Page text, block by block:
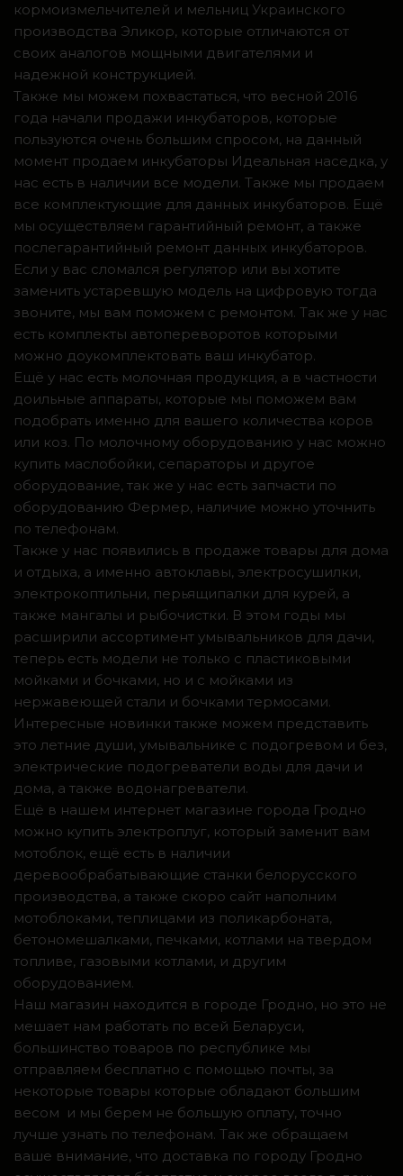
кормоизмельчителей и мельниц Украинского
производства Эликор, которые отличаются от
своих аналогов мощными двигателями и
надежной конструкцией.
Также мы можем похвастаться, что весной 2016
года начали продажи инкубаторов, которые
пользуются очень большим спросом, на данный
момент продаем инкубаторы Идеальная наседка, у
нас есть в наличии все модели. Также мы продаем
все комплектующие для данных инкубаторов. Ещё
мы осуществляем гарантийный ремонт, а также
послегарантийный ремонт данных инкубаторов.
Если у вас сломался регулятор или вы хотите
заменить устаревшую модель на цифровую тогда
звоните, мы вам поможем с ремонтом. Так же у нас
есть комплекты автопереворотов которыми
можно доукомплектовать ваш инкубатор.
Ещё у нас есть молочная продукция, а в частности
доильные аппараты, которые мы поможем вам
подобрать именно для вашего количества коров
или коз. По молочному оборудованию у нас можно
купить маслобойки, сепараторы и другое
оборудование, так же у нас есть запчасти по
оборудованию Фермер, наличие можно уточнить
по телефонам.
Также у нас появились в продаже товары для дома
и отдыха, а именно автоклавы, электросушилки,
электрокоптильни, перьящипалки для курей, а
также мангалы и рыбочистки. В этом годы мы
расширили ассортимент умывальников для дачи,
теперь есть модели не только с пластиковыми
мойками и бочками, но и с мойками из
нержавеющей стали и бочками термосами.
Интересные новинки также можем представить
это летние души, умывальнике с подогревом и без,
электрические подогреватели воды для дачи и
дома, а также водонагреватели.
Ещё в нашем интернет магазине города Гродно
можно купить электроплуг, который заменит вам
мотоблок, ещё есть в наличии
деревообрабатывающие станки белорусского
производства, а также скоро сайт наполним
мотоблоками, теплицами из поликарбоната,
бетономешалками, печками, котлами на твердом
топливе, газовыми котлами, и другим
оборудованием.
Наш магазин находится в городе Гродно, но это не
мешает нам работать по всей Беларуси,
большинство товаров по республике мы
отправляем бесплатно с помощью почты, за
некоторые товары которые обладают большим
весом и мы берем не большую оплату, точно
лучше узнать по телефонам. Так же обращаем
ваше внимание, что доставка по городу Гродно